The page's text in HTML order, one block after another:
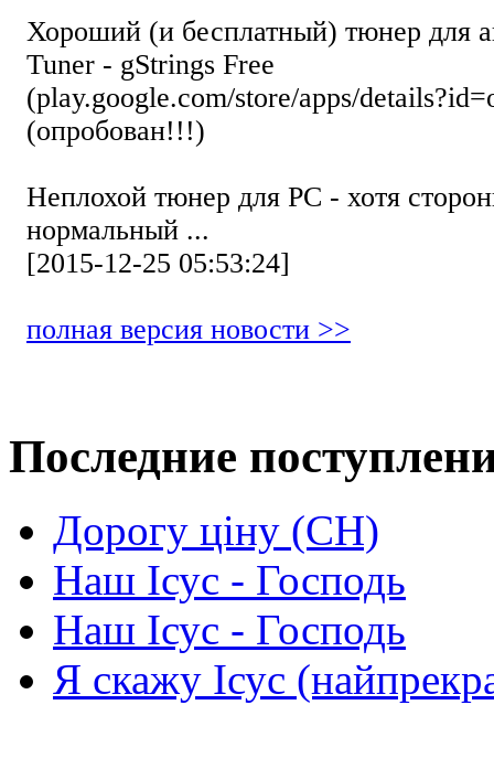
Хороший (и бесплатный) тюнер для
Tuner - gStrings Free
(play.google.com/store/apps/
(опробован!!!)
Неплохой тюнер для РС - хотя
нормальный ...
[2015-12-25 05:53:24]
полная версия новости >>
Последние
Дорогу ціну (СН)
Наш Ісус - Господь
Наш Ісус - Господь
Я скажу Ісус